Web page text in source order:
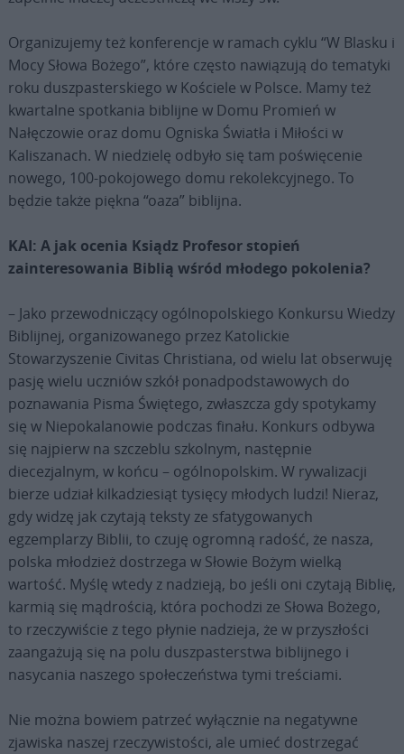
Organizujemy też konferencje w ramach cyklu “W Blasku i
Mocy Słowa Bożego”, które często nawiązują do tematyki
roku duszpasterskiego w Kościele w Polsce. Mamy też
kwartalne spotkania biblijne w Domu Promień w
Nałęczowie oraz domu Ogniska Światła i Miłości w
Kaliszanach. W niedzielę odbyło się tam poświęcenie
nowego, 100-pokojowego domu rekolekcyjnego. To
będzie także piękna “oaza” biblijna.
KAI: A jak ocenia Ksiądz Profesor stopień
zainteresowania Biblią wśród młodego pokolenia?
– Jako przewodniczący ogólnopolskiego Konkursu Wiedzy
Biblijnej, organizowanego przez Katolickie
Stowarzyszenie Civitas Christiana, od wielu lat obserwuję
pasję wielu uczniów szkół ponadpodstawowych do
poznawania Pisma Świętego, zwłaszcza gdy spotykamy
się w Niepokalanowie podczas finału. Konkurs odbywa
się najpierw na szczeblu szkolnym, następnie
diecezjalnym, w końcu – ogólnopolskim. W rywalizacji
bierze udział kilkadziesiąt tysięcy młodych ludzi! Nieraz,
gdy widzę jak czytają teksty ze sfatygowanych
egzemplarzy Biblii, to czuję ogromną radość, że nasza,
polska młodzież dostrzega w Słowie Bożym wielką
wartość. Myślę wtedy z nadzieją, bo jeśli oni czytają Biblię,
karmią się mądrością, która pochodzi ze Słowa Bożego,
to rzeczywiście z tego płynie nadzieja, że w przyszłości
zaangażują się na polu duszpasterstwa biblijnego i
nasycania naszego społeczeństwa tymi treściami.
Nie można bowiem patrzeć wyłącznie na negatywne
zjawiska naszej rzeczywistości, ale umieć dostrzegać